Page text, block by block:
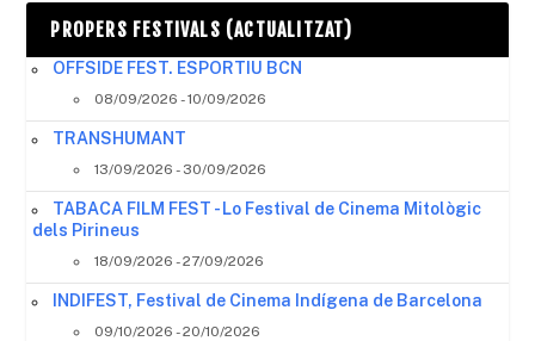
PROPERS FESTIVALS (ACTUALITZAT)
OFFSIDE FEST. ESPORTIU BCN
08/09/2026 - 10/09/2026
TRANSHUMANT
13/09/2026 - 30/09/2026
TABACA FILM FEST - Lo Festival de Cinema Mitològic
dels Pirineus
18/09/2026 - 27/09/2026
INDIFEST, Festival de Cinema Indígena de Barcelona
09/10/2026 - 20/10/2026